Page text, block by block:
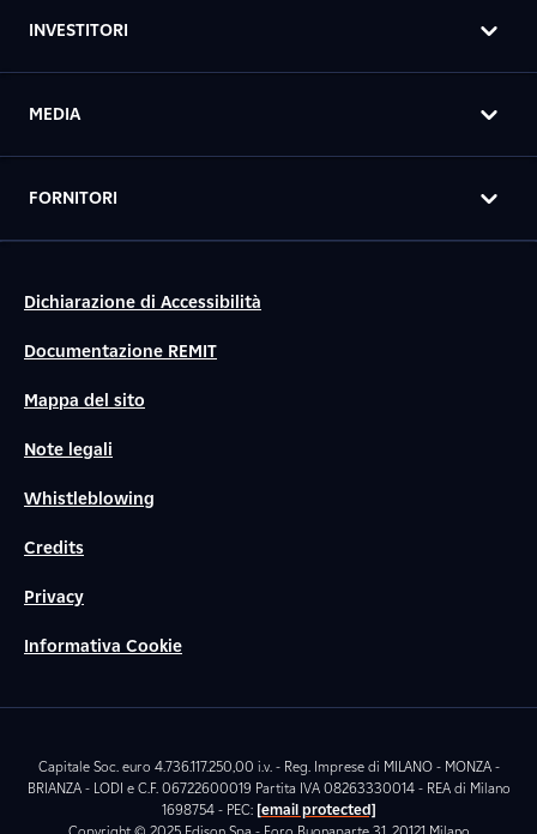
INVESTITORI
MEDIA
FORNITORI
Dichiarazione di Accessibilità
Documentazione REMIT
Mappa del sito
Note legali
Whistleblowing
Credits
Privacy
Informativa Cookie
Capitale Soc. euro 4.736.117.250,00 i.v. - Reg. Imprese di MILANO - MONZA -
BRIANZA - LODI e C.F. 06722600019 Partita IVA 08263330014 - REA di Milano
1698754 - PEC: [email protected]